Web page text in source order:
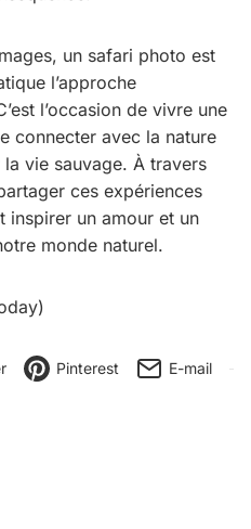
un safari photo est
l’approche
l’occasion de vivre une
connecter avec la nature
vie sauvage. À travers
ces expériences
inspirer un amour et un
monde naturel.
Pinterest E-mail